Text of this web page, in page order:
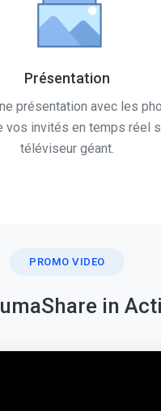
Présentation
présentation avec les
vos invités en temps réel
téléviseur géant.
PROMO VIDEO
in